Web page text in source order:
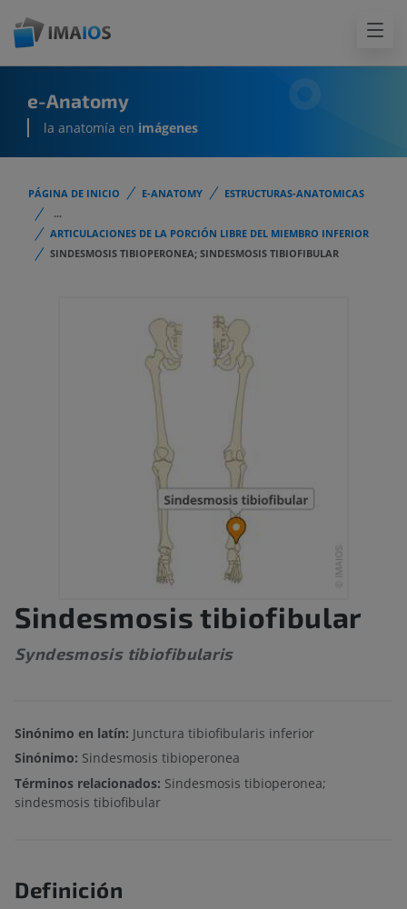
e-Anatomy
la anatomía en imágenes
PÁGINA DE INICIO E-ANATOMY
ESTRUCTURAS-ANATOMICAS
...
ARTICULACIONES DE LA PORCIÓN LIBRE DEL MIEMBRO INFERIOR
SINDESMOSIS TIBIOPERONEA; SINDESMOSIS TIBIOFIBULAR
Sindesmosis tibiofibular
Syndesmosis tibiofibularis
Sinónimo en latín: Junctura tibiofibularis inferior
Sinónimo: Sindesmosis tibioperonea
Términos relacionados: Sindesmosis tibioperonea;
sindesmosis tibiofibular
Definición